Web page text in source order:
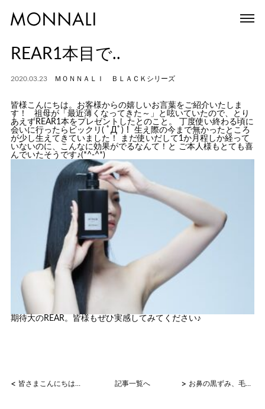
REAR1本目で..
2020.03.23 ＭＯＮＮＡＬＩ ＢＬＡＣＫシリーズ
皆様こんにちは。お客様からの嬉しいお言葉をご紹介いたしま
す！ 祖母が「最近薄くなってきた～」と呟いていたので、とり
あえずREAR1本をプレゼントしたとのこと。 丁度使い終わる頃に
会いに行ったらビックリ( ﾟДﾟ)！ 生え際の今まで無かったところ
が少し生えてきていました！ まだ使いだして1か月程しか経って
いないのに、こんなに効果がでるなんて！と ご本人様もとても喜
んでいたそうです♪(*^-^*)
期待大のREAR。皆様もぜひ実感してみてください♪
< 皆さまこんにちは(^^) 記事一覧へ > お鼻の黒ずみ、毛穴の開き